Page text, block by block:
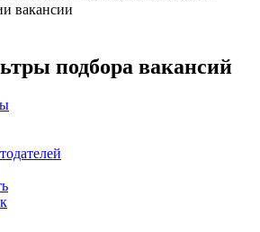
вакансии
подбора вакансий